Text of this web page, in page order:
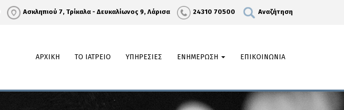
Ασκληπιού 7, Τρίκαλα - Δευκαλίωνος 9, Λάρισα 24310 70500 Αναζήτηση
ΑΡΧΙΚΗ ΤΟ ΙΑΤΡΕΙΟ ΥΠΗΡΕΣΙΕΣ ΕΝΗΜΕΡΩΣΗ ΕΠΙΚΟΙΝΩΝΙΑ